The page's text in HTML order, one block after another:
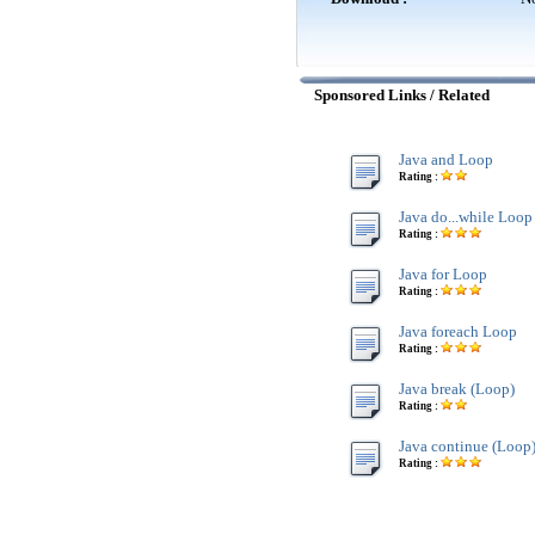
Sponsored Links / Related
Java and Loop
Rating :
Java do...while Loop
Rating :
Java for Loop
Rating :
Java foreach Loop
Rating :
Java break (Loop)
Rating :
Java continue (Loop)
Rating :